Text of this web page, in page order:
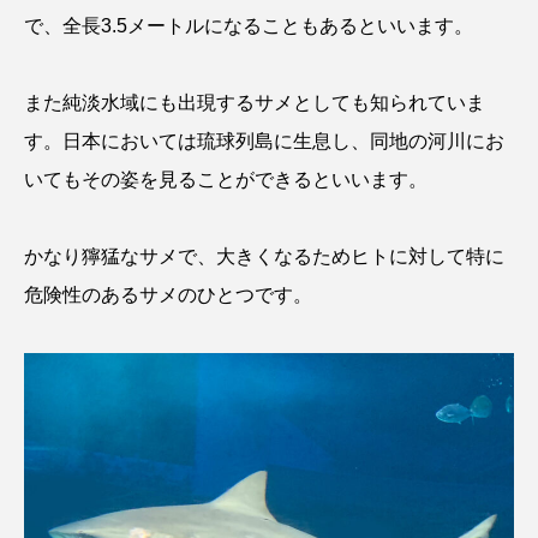
で、全長3.5メートルになることもあるといいます。
また純淡水域にも出現するサメとしても知られていま
す。日本においては琉球列島に生息し、同地の河川にお
いてもその姿を見ることができるといいます。
かなり獰猛なサメで、大きくなるためヒトに対して特に
危険性のあるサメのひとつです。